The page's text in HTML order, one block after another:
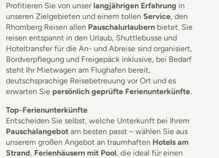
Profitieren Sie von unser langjährigen Erfahrung in
unseren Zielgebieten und einem tollen Service, den
Rhomberg Reisen allen Pauschalurlaubern bietet. Sie
reisen entspannt in den Urlaub, Shuttlebusse und
Hoteltransfer für die An- und Abreise sind organisiert,
Bordverpflegung und Freigepäck inklusive, bei Bedarf
steht Ihr Mietwagen am Flughafen bereit,
deutschsprachige Reisebetreuung vor Ort und es
erwarten Sie persönlich geprüfte Ferienunterkünfte.
Top-Ferienunterkünfte
Entscheiden Sie selbst, welche Unterkunft bei Ihrem
Pauschalangebot am besten passt – wählen Sie aus
unserem großen Angebot an traumhaften Hotels am
Strand, Ferienhäusern mit Pool, die ideal für einen